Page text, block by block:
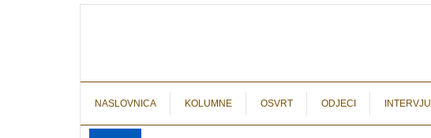
NASLOVNICA KOLUMNE OSVRT ODJECI INTERVJU